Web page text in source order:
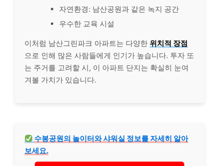
자연환경: 남산공원과 같은 녹지 공간
우수한 교육 시설
이처럼 남산그린파크 아파트는 다양한 위치적 장점
으로 인해 많은 사람들에게 인기가 높습니다. 투자 또
는 주거를 고려할 시, 이 아파트 단지는 확실히 눈여
겨볼 가치가 있습니다.
수봉공원의 놀이터와 샤워실 정보를 자세히 알아
보세요.